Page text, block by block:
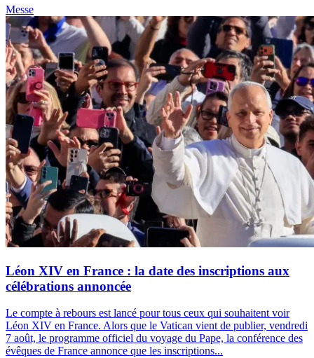
Messe
Léon XIV en France : la date des inscriptions aux
célébrations annoncée
Le compte à rebours est lancé pour tous ceux qui souhaitent voir
Léon XIV en France. Alors que le Vatican vient de publier, vendredi
7 août, le programme officiel du voyage du Pape, la conférence des
évêques de France annonce que les inscriptions...